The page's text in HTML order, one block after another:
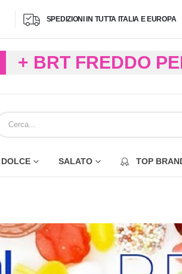
SPEDIZIONI IN TUTTA ITALIA E EUROPA
+ BRT FREDDO
(FINO A 4,9 KG) –
ECCEZIONE DI
DOLCE SALATO TOP